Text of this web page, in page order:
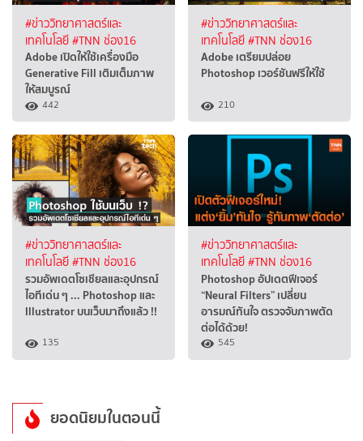
#ข่าววิทยาศาสตร์และ
เทคโนโลยี#TNN ช่อง16
Adobe เปิดให้ใช้เครื่องมือ
Generative Fill เติมเต็มภาพ
ให้สมบูรณ์
442
#ข่าววิทยาศาสตร์และ
เทคโนโลยี#TNN ช่อง16
Adobe เตรียมปล่อย
Photoshop เวอร์ชันฟรีให้ใช้
210
#ข่าววิทยาศาสตร์และ
เทคโนโลยี#TNN ช่อง16
รวมอัพเดตโซเชียลและอุปกรณ์
ไอทีเด่น ๆ ... Photoshop และ
Illustrator บนเว็บมาถึงแล้ว !!
135
#ข่าววิทยาศาสตร์และ
เทคโนโลยี#TNN ช่อง16
Photoshop อัปเดตฟีเจอร์
“Neural Filters” เปลี่ยน
อารมณ์ทันใจ ตรวจจับภาพตัด
ต่อได้ด้วย!
545
ยอดนิยมในตอนนี้